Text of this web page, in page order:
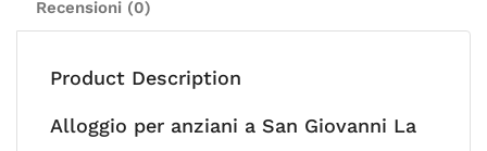
Recensioni (0)
Product Description
Alloggio per anziani a San Giovanni La